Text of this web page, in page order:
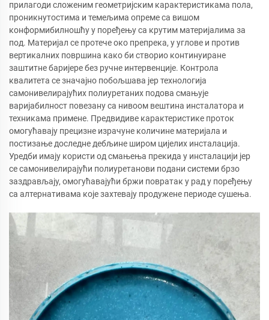
прилагоди сложеним геометријским карактеристикама пола,
проникнутостима и темељима опреме са вишом
конформибилношћу у поређењу са крутим материјалима за
под. Материјал се протече око препрека, у углове и против
вертикалних површина како би створио континуиране
заштитне баријере без ручне интервенције. Контрола
квалитета се значајно побољшава јер технологија
самонивелирајућих полиуретаних подова смањује
варијабилност повезану са нивоом вештина инсталатора и
техникама примене. Предвидиве карактеристике проток
омогућавају прецизне израчуне количине материјала и
постизање доследне дебљине широм цијелих инсталација.
Уредби имају користи од смањења прекида у инсталацији јер
се самонивелирајући полиуретанови подани системи брзо
заздрављају, омогућавајући бржи повратак у рад у поређењу
са алтернативама које захтевају продужене периоде сушења.